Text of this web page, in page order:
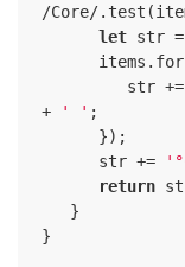
/Core/
let str =
+
' ' ;
      str +=
return
}